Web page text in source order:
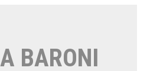
BARONI